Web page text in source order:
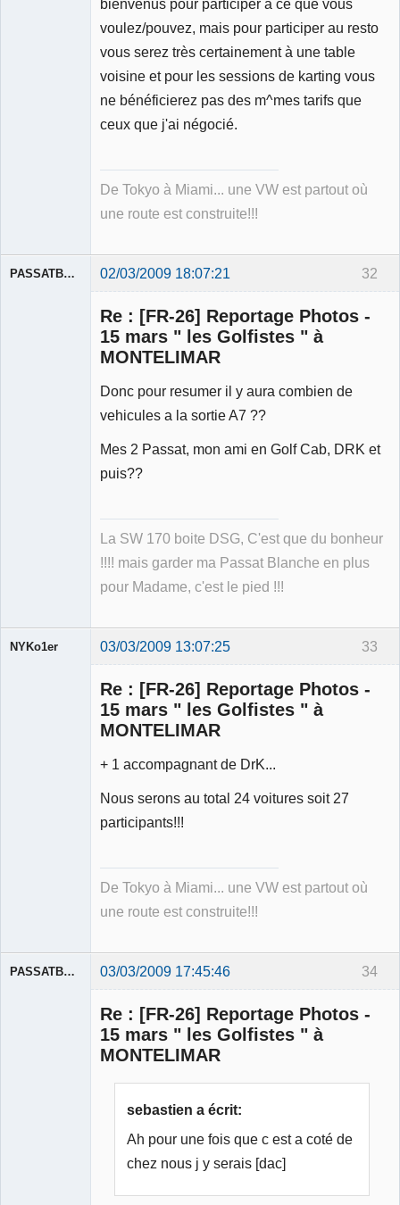
bienvenus pour participer à ce que vous
voulez/pouvez, mais pour participer au resto
vous serez très certainement à une table
voisine et pour les sessions de karting vous
ne bénéficierez pas des m^mes tarifs que
ceux que j'ai négocié.
De Tokyo à Miami... une VW est partout où
une route est construite!!!
32
PASSATBLANCHE 02/03/2009 18:07:21
Re : [FR-26] Reportage Photos -
15 mars " les Golfistes " à
MONTELIMAR
Donc pour resumer il y aura combien de
vehicules a la sortie A7 ??
Mes 2 Passat, mon ami en Golf Cab, DRK et
puis??
La SW 170 boite DSG, C'est que du bonheur
!!!! mais garder ma Passat Blanche en plus
pour Madame, c'est le pied !!!
33
NYKo1er 03/03/2009 13:07:25
Re : [FR-26] Reportage Photos -
15 mars " les Golfistes " à
MONTELIMAR
+ 1 accompagnant de DrK...
Nous serons au total 24 voitures soit 27
participants!!!
De Tokyo à Miami... une VW est partout où
une route est construite!!!
34
PASSATBLANCHE 03/03/2009 17:45:46
Re : [FR-26] Reportage Photos -
15 mars " les Golfistes " à
MONTELIMAR
sebastien a écrit:
Ah pour une fois que c est a coté de
chez nous j y serais [dac]